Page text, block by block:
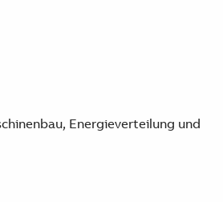
Energieverteilung und